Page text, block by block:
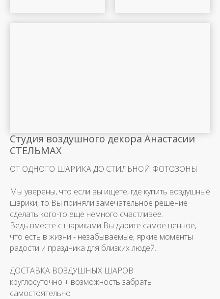
Студия воздушного декора Анастасии
СТЕЛЬМАХ
ОТ ОДНОГО ШАРИКА ДО СТИЛЬНОЙ ФОТОЗОНЫ
Мы уверены, что если вы ищете, где купить воздушные
шарики, то Вы приняли замечательное решение
сделать кого-то еще немного счастливее.
Ведь вместе с шариками Вы дарите самое ценное,
что есть в жизни - незабываемые, яркие моменты
радости и праздника для близких людей.
ДОСТАВКА ВОЗДУШНЫХ ШАРОВ
круглосуточно + возможность забрать
самостоятельно